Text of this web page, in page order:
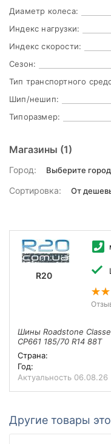
Диаметр колеса:
Индекс нагрузки:
Индекс скорости:
Сезон:
Тип транспортного
Шип/нешип:
Типоразмер:
Магазины (1)
Город:
Сортировка:
R20
Шины Roadstone
CP661 185/70 R14 88T
Страна:
Год:
Актуальность 06.08.26
Другие товары